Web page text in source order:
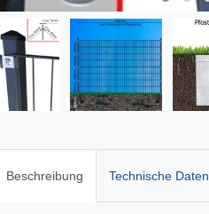
Beschreibung Technische Daten